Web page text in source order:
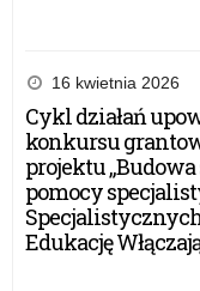
16 kwietnia 2026
Cykl działań
konkursu
projektu
pomocy
Edukację